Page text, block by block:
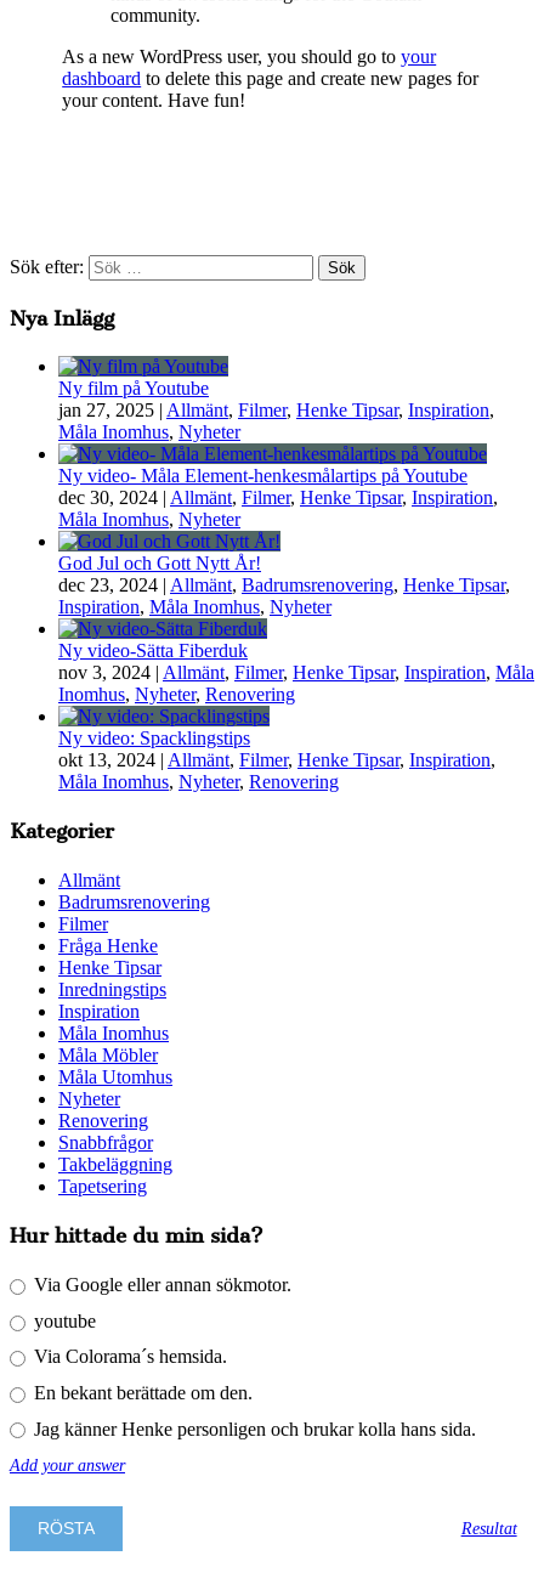
community.
As a new WordPress user, you should go toyour
dashboard to delete this page and create new pages for
your content. Have fun!
Sök efter:
Nya Inlägg
Ny film på Youtube
jan 27, 2025 | Allmänt, Filmer, Henke Tipsar, Inspiration,
Måla Inomhus, Nyheter
Ny video- Måla Element-henkesmålartips på Youtube
dec 30, 2024 | Allmänt, Filmer, Henke Tipsar, Inspiration,
Måla Inomhus, Nyheter
God Jul och Gott Nytt År!
dec 23, 2024 | Allmänt, Badrumsrenovering, Henke Tipsar,
Inspiration, Måla Inomhus, Nyheter
Ny video-Sätta Fiberduk
nov 3, 2024 | Allmänt, Filmer, Henke Tipsar, Inspiration, Måla
Inomhus, Nyheter, Renovering
Ny video: Spacklingstips
okt 13, 2024 | Allmänt, Filmer, Henke Tipsar, Inspiration,
Måla Inomhus, Nyheter, Renovering
Kategorier
Allmänt
Badrumsrenovering
Filmer
Fråga Henke
Henke Tipsar
Inredningstips
Inspiration
Måla Inomhus
Måla Möbler
Måla Utomhus
Nyheter
Renovering
Snabbfrågor
Takbeläggning
Tapetsering
Hur hittade du min sida?
Via Google eller annan sökmotor.
youtube
Via Colorama´s hemsida.
En bekant berättade om den.
Jag känner Henke personligen och brukar kolla hans sida.
Add your answer
Resultat